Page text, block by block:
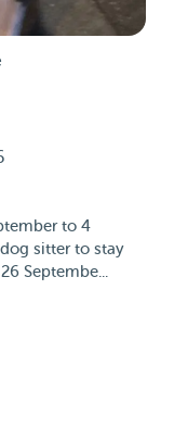
to 4
sitter to stay
Septembe...